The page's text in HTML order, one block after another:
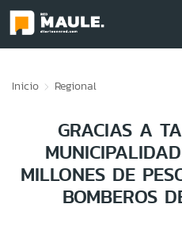
Inicio Regional
GRACIAS A
MILLONES DE
BOMBEROS